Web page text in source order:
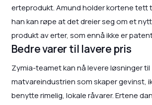
erteprodukt. Amund holder kortene tett
han kan røpe at det dreier seg om et
produkt av erter, som ennå ikke er
Bedre varer til lavere pris
Zymia-teamet kan nå levere løsninger til
matvareindustrien som skaper gevinst,
benytte rimelig, lokale råvarer. Ertene